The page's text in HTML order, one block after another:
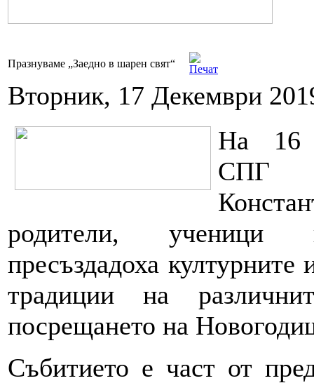
Празнуваме „Заедно в шарен свят“
Вторник, 17 Декември
На 16
СПГ
родители, ученици
пресъздадоха културните
традиции на
посрещането на
Събитието е част от